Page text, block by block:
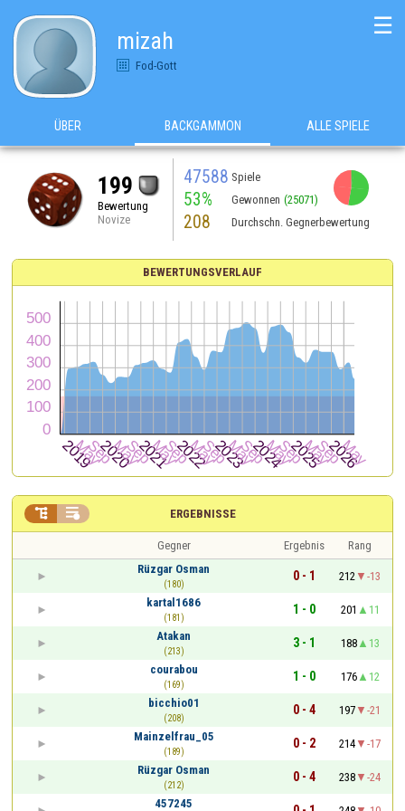
mizah
Fod-Gott
☰
ÜBER BACKGAMMON ALLE SPIELE
199
Bewertung
Novize
47588 Spiele
53% Gewonnen (25071)
208 Durchschn. Gegnerbewertung
BEWERTUNGSVERLAUF
ERGEBNISSE
 
Gegner Ergebnis
Rang
Rüzgar Osman
(180)
0 - 1 212
-13
kartal1686
(181)
1 - 0 201
11
Atakan
(213)
3 - 1 188
13
courabou
(169)
1 - 0 176
12
bicchio01
(208)
0 - 4 197
-21
Mainzelfrau_05
(189)
0 - 2 214
-17
Rüzgar Osman
(212)
0 - 4 238
-24
457245